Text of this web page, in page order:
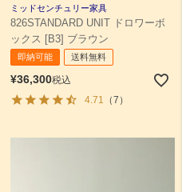
ミッドセンチュリー家具
826STANDARD UNIT ドロワーボ
ックス [B3] ブラウン
即納可能 送料無料
¥36,300税込
4.71
（7）